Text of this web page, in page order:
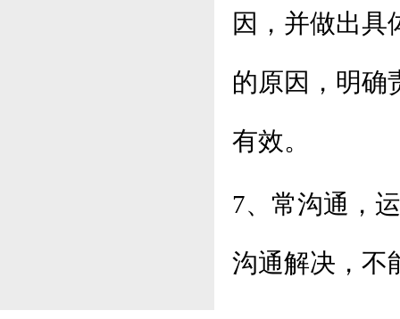
因，并做出具
的原因，明确
有效。
7、常沟通，
沟通解决，不